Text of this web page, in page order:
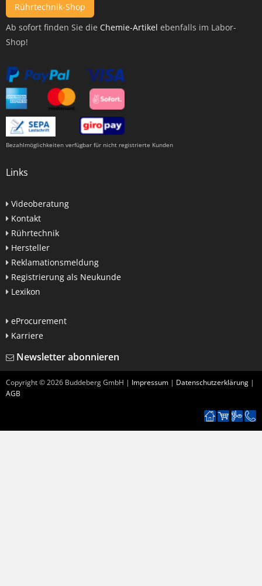
Rührtechnik-Shop
Ab sofort finden Sie die Chemie-Artikel ebenfalls im Labor-
Shop!
Bezahlmöglichkeiten verfügbar für nicht registrierte Kunden
Links
Videoberatung
Kontakt
Rührtechnik
Hersteller
Reklamationsmeldung
Registrierung als Neukunde
Lexikon
eProcurement
Karriere
Newsletter abonnieren
Copyright ©2026 Buddeberg GmbH | Impressum | Datenschutzerklärung |
AGB